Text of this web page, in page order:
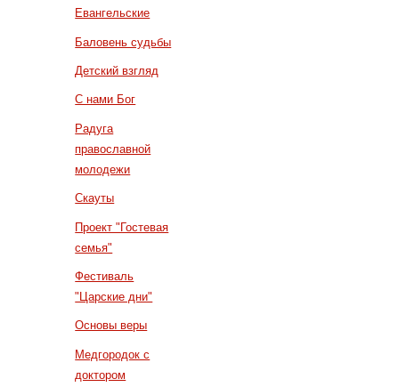
Евангельские
Баловень судьбы
Детский взгляд
С нами Бог
Радуга
православной
молодежи
Скауты
Проект "Гостевая
семья"
Фестиваль
"Царские дни"
Основы веры
Медгородок с
доктором